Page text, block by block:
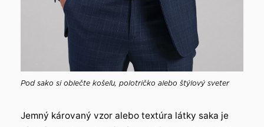
Pod sako si oblečte košeľu, polotričko alebo štýlový sveter
Jemný károvaný vzor alebo textúra látky saka je